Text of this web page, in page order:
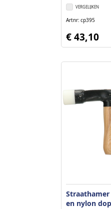
VERGELIJKEN
Artnr cp395
€ 43,10
en nylon dop